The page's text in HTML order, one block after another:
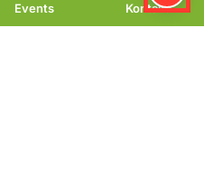
Events Kontakt